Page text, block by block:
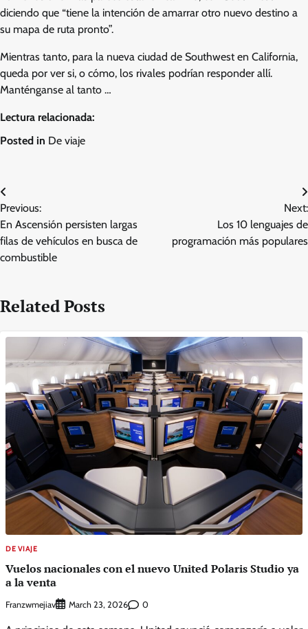
diciendo que “tiene la intención de amarrar otro nuevo destino a
su mapa de ruta pronto”.
Mientras tanto, para la nueva ciudad de Southwest en California,
queda por ver si, o cómo, los rivales podrían responder allí.
Manténganse al tanto …
Lectura relacionada:
Posted in De viaje
Post
navigation
Previous:
En Ascensión persisten largas
filas de vehículos en busca de
combustible
Next:
Los 10 lenguajes de
programación más populares
Related Posts
DE VIAJE
Vuelos nacionales con el nuevo United Polaris Studio ya
a la venta
Franzwmejiav March 23, 2026 0